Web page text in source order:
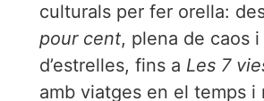
culturals per fer orella:
pour cent, plena de caos
d’estrelles, fins a Les 7
amb viatges en el temps i